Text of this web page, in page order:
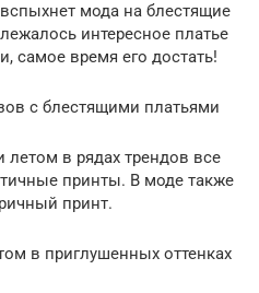
мода на блестящие
интересное платье
самое время его достать!
с блестящими платьями
летом в рядах трендов все
принты. В моде также
принт.
в приглушенных оттенках